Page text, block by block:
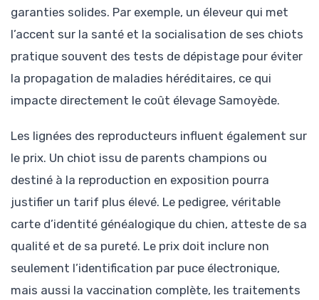
garanties solides. Par exemple, un éleveur qui met
l’accent sur la santé et la socialisation de ses chiots
pratique souvent des tests de dépistage pour éviter
la propagation de maladies héréditaires, ce qui
impacte directement le coût élevage Samoyède.
Les lignées des reproducteurs influent également sur
le prix. Un chiot issu de parents champions ou
destiné à la reproduction en exposition pourra
justifier un tarif plus élevé. Le pedigree, véritable
carte d’identité généalogique du chien, atteste de sa
qualité et de sa pureté. Le prix doit inclure non
seulement l’identification par puce électronique,
mais aussi la vaccination complète, les traitements